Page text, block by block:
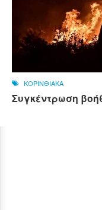
ΚΟΡΙΝΘΙΑΚΑ
Συγκέντρωση